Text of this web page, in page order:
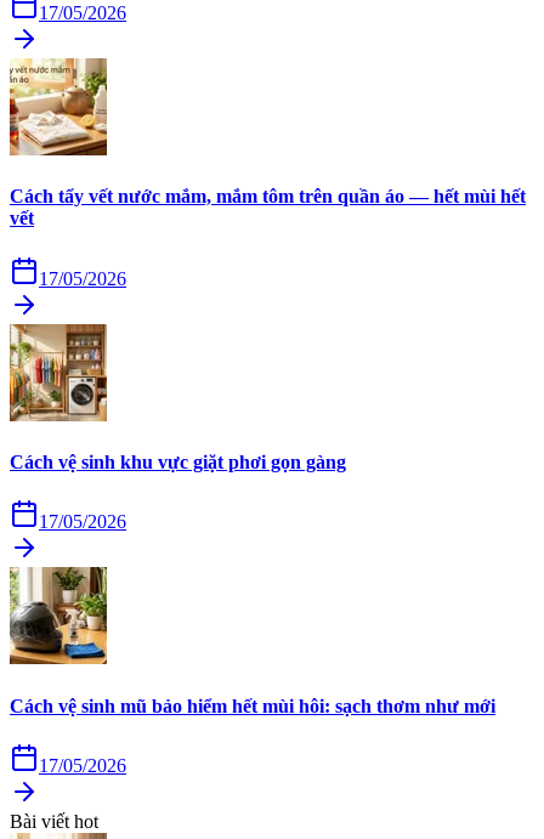
17/05/2026
Cách tẩy vết nước mắm, mắm tôm trên quần áo — hết mùi hết
vết
17/05/2026
Cách vệ sinh khu vực giặt phơi gọn gàng
17/05/2026
Cách vệ sinh mũ bảo hiểm hết mùi hôi: sạch thơm như mới
17/05/2026
Bài viết hot